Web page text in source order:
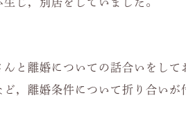
んと離婚についての話合いをし
ど，離婚条件について折り合いが